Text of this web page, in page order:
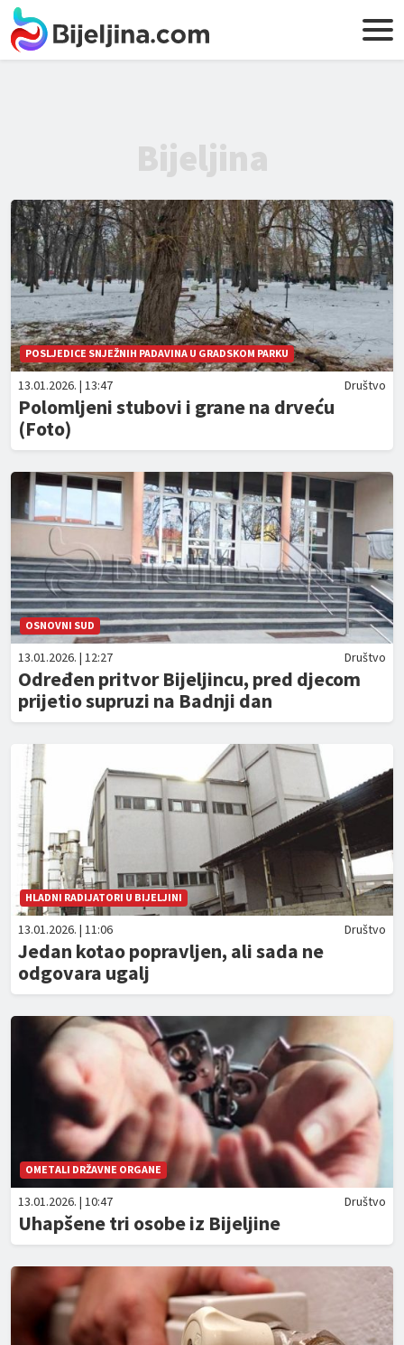
Bijeljina
POSLJEDICE SNJEŽNIH PADAVINA U GRADSKOM PARKU
13.01.2026. | 13:47 Društvo
Polomljeni stubovi i grane na drveću
(Foto)
OSNOVNI SUD
13.01.2026. | 12:27 Društvo
Određen pritvor Bijeljincu, pred djecom
prijetio supruzi na Badnji dan
HLADNI RADIJATORI U BIJELJINI
13.01.2026. | 11:06 Društvo
Jedan kotao popravljen, ali sada ne
odgovara ugalj
OMETALI DRŽAVNE ORGANE
13.01.2026. | 10:47 Društvo
Uhapšene tri osobe iz Bijeljine